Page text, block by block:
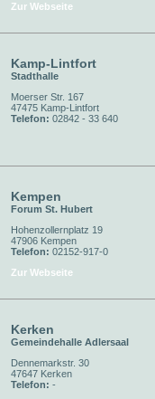
Zur Webseite
Kamp-Lintfort
Stadthalle
Moerser Str. 167
47475 Kamp-Lintfort
Telefon: 02842 - 33 640
Kempen
Forum St. Hubert
Hohenzollernplatz 19
47906 Kempen
Telefon: 02152-917-0
Zur Webseite
Kerken
Gemeindehalle Adlersaal
Dennemarkstr. 30
47647 Kerken
Telefon: -